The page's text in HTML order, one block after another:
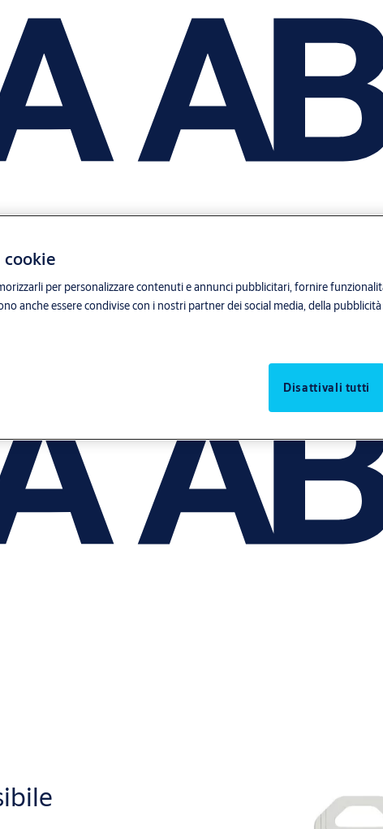
cookie
per personalizzare contenuti e annunci pubblicitari, fornire
anche essere condivise con i nostri partner dei social media, della pubblicità
Disattivali tutti